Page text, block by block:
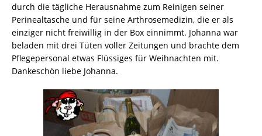
durch die tägliche Herausnahme zum Reinigen seiner
Perinealtasche und für seine Arthrosemedizin, die er als
einziger nicht freiwillig in der Box einnimmt. Johanna war
beladen mit drei Tüten voller Zeitungen und brachte dem
Pflegepersonal etwas Flüssiges für Weihnachten mit.
Dankeschön liebe Johanna.